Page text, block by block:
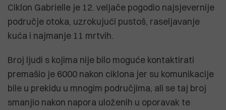
Ciklon Gabrielle je 12. veljače pogodio najsjevernije
područje otoka, uzrokujući pustoš, raseljavanje
kuća i najmanje 11 mrtvih.
Broj ljudi s kojima nije bilo moguće kontaktirati
premašio je 6000 nakon ciklona jer su komunikacije
bile u prekidu u mnogim područjima, ali se taj broj
smanjio nakon napora uloženih u oporavak te